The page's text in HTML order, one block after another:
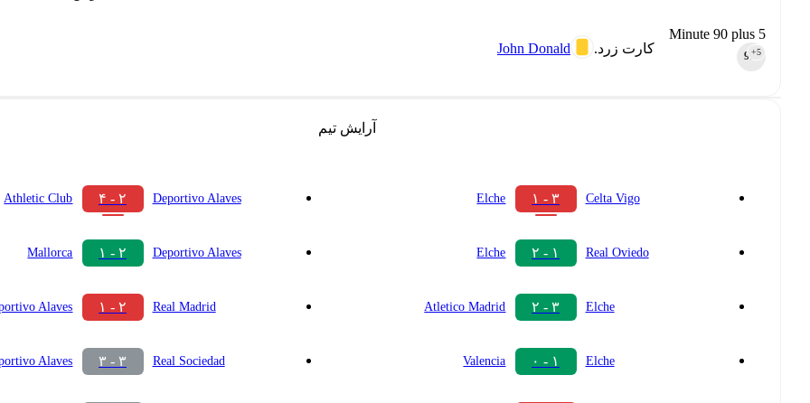
کارت زرد. John Donald
Minute 90 plus 5
90‎’‎
+5
آرایش تیم
Celta Vigo ۳ - ۱ Elche
Real Oviedo ۱ - ۲ Elche
Elche ۳ - ۲ Atletico Madrid
Elche ۱ - ۰ Valencia
Deportivo Alaves ۲ - ۴ Athletic Club
Deportivo Alaves ۲ - ۱ Mallorca
Real Madrid ۲ - ۱ Alaves
Real Sociedad ۳ - ۳ Alaves